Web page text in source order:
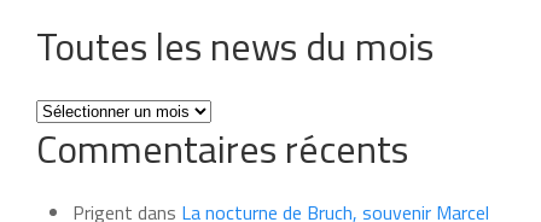
Toutes les news du mois
Toutes
les
news
Commentaires récents
Prigent dans La nocturne de Bruch, souvenir Marcel